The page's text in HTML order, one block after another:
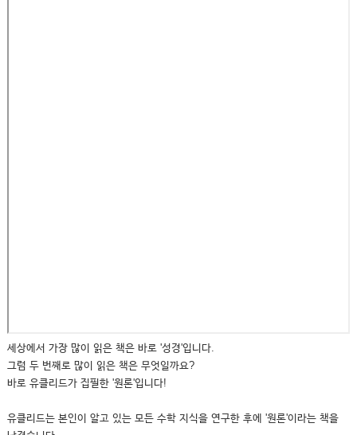
세상에서 가장 많이 읽은 책은 바로 '성경'입니다.
그럼 두 번째로 많이 읽은 책은 무엇일까요?
바로 유클리드가 집필한 '원론'입니다!
유클리드는 본인이 알고 있는 모든 수학 지식을 연구한 후에 '원론'이라는 책을